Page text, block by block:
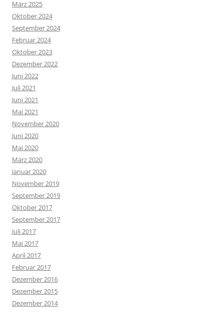
März 2025
Oktober 2024
September 2024
Februar 2024
Oktober 2023
Dezember 2022
Juni 2022
Juli 2021
Juni 2021
Mai 2021
November 2020
Juni 2020
Mai 2020
März 2020
Januar 2020
November 2019
September 2019
Oktober 2017
September 2017
Juli 2017
Mai 2017
April 2017
Februar 2017
Dezember 2016
Dezember 2015
Dezember 2014